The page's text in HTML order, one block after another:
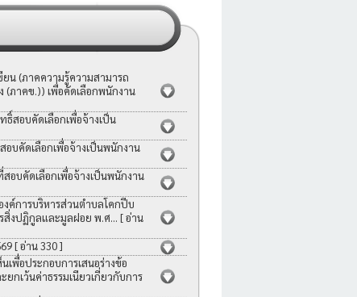
ยน (ภาคความรู้ความสามารถ
(ภาคข.)) เพื่อคัดเลือกพนักงาน
ธิ์สอบคัดเลือกเพื่อจ้างเป็น
อบคัดเลือกเพื่อจ้างเป็นพนักงาน
อบคัดเลือกเพื่อจ้างเป็นพนักงาน
ค์การบริหารส่วนตำบลโคกปีบ
สิ่งปฏิกูลและมูลฝอย พ.ศ... [ อ่าน
[ อ่าน 330 ]
เพื่อประกอบการเสนอร่างข้อ
กเว้นค่าธรรมเนียวเกี่ยวกับการ